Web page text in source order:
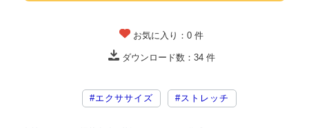
お気に入り：0 件
ダウンロード数： 34件
#エクササイズ #ストレッチ